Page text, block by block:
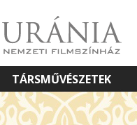
TÁRSMŰVÉSZETEK
ELŐADÁSOK